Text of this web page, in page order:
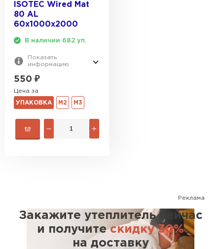
ISOTEC Wired Mat
80 AL
60х1000х2000
В наличии 682 уп.
Показать
информацию
550 ₽
Цена за
УПАКОВКА М2 М3
Реклама
Закажите утеплитель сейчас
и получитескидку 30%
на доставку